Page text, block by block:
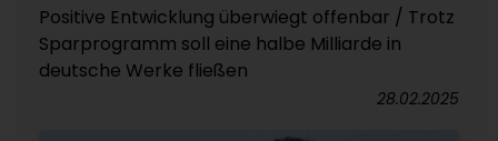
Positive Entwicklung überwiegt offenbar / Trotz
Sparprogramm soll eine halbe Milliarde in
deutsche Werke fließen
28.02.2025